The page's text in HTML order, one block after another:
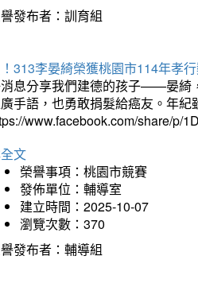
發布者：訓育組
313李晏綺榮獲桃園市114年孝
息分享我們建德的孩子——晏綺
手語，也勇敢捐髮給癌友。年
www.facebook.com/share/p/
文
榮譽事項：桃園市競賽
發佈單位：輔導室
建立時間：2025-10-07
瀏覽次數：370
發布者：輔導組